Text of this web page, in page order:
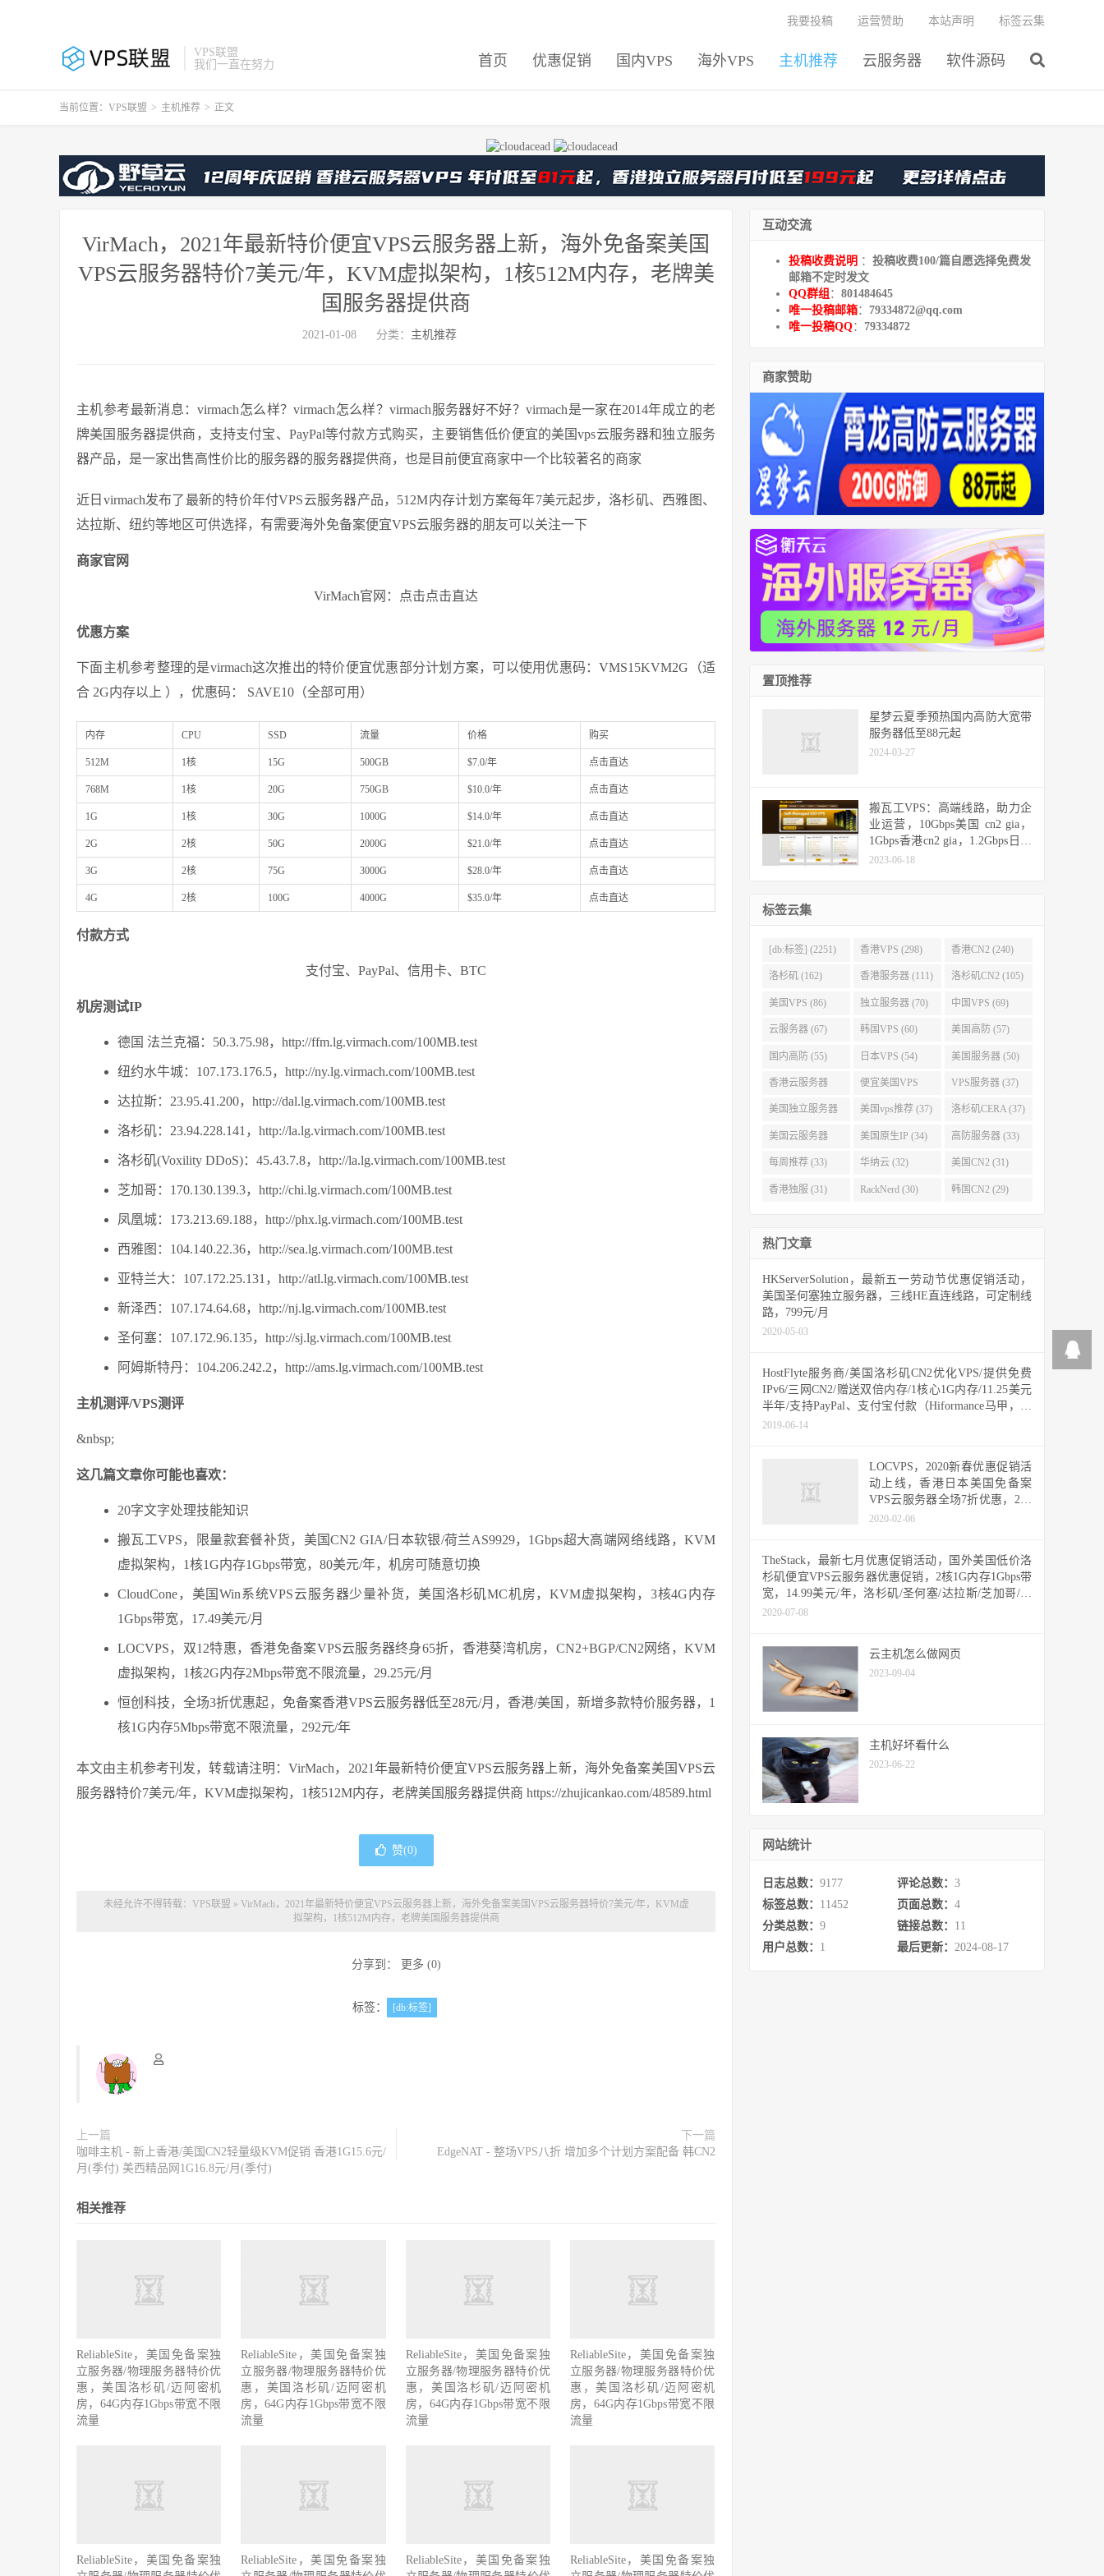
VPS联盟
我们一直在努力
首页 优惠促销 国内VPS 海外VPS 主机推荐 云服务器 软件源码
我要投稿 运营赞助 本站声明 标签云集
当前位置： VPS联盟 > 主机推荐 > 正文
VirMach，2021年最新特价便宜VPS云服务器上新，海外免备案美国
VPS云服务器特价7美元/年，KVM虚拟架构，1核512M内存，老牌美
国服务器提供商
2021-01-08 分类： 主机推荐
主机参考最新消息：virmach怎么样？virmach怎么样？virmach服务器好不好？virmach是一家在2014年成立的老
牌美国服务器提供商，支持支付宝、PayPal等付款方式购买，主要销售低价便宜的美国vps云服务器和独立服务
器产品，是一家出售高性价比的服务器的服务器提供商，也是目前便宜商家中一个比较著名的商家
近日virmach发布了最新的特价年付VPS云服务器产品，512M内存计划方案每年7美元起步，洛杉矶、西雅图、
达拉斯、纽约等地区可供选择，有需要海外免备案便宜VPS云服务器的朋友可以关注一下
商家官网
VirMach官网：点击点击直达
优惠方案
下面主机参考整理的是virmach这次推出的特价便宜优惠部分计划方案，可以使用优惠码：VMS15KVM2G（适
合 2G内存以上 ），优惠码： SAVE10（全部可用）
内存 CPU SSD 流量 价格 购买
512M 1核 15G 500GB $7.0/年 点击直达
768M 1核 20G 750GB $10.0/年 点击直达
1G 1核 30G 1000G $14.0/年 点击直达
2G 2核 50G 2000G $21.0/年 点击直达
3G 2核 75G 3000G $28.0/年 点击直达
4G 2核 100G 4000G $35.0/年 点击直达
付款方式
支付宝、PayPal、信用卡、BTC
机房测试IP
德国 法兰克福：50.3.75.98，http://ffm.lg.virmach.com/100MB.test
纽约水牛城：107.173.176.5，http://ny.lg.virmach.com/100MB.test
达拉斯：23.95.41.200，http://dal.lg.virmach.com/100MB.test
洛杉矶：23.94.228.141，http://la.lg.virmach.com/100MB.test
洛杉矶(Voxility DDoS)：45.43.7.8，http://la.lg.virmach.com/100MB.test
芝加哥：170.130.139.3，http://chi.lg.virmach.com/100MB.test
凤凰城：173.213.69.188，http://phx.lg.virmach.com/100MB.test
西雅图：104.140.22.36，http://sea.lg.virmach.com/100MB.test
亚特兰大：107.172.25.131，http://atl.lg.virmach.com/100MB.test
新泽西：107.174.64.68，http://nj.lg.virmach.com/100MB.test
圣何塞：107.172.96.135，http://sj.lg.virmach.com/100MB.test
阿姆斯特丹：104.206.242.2，http://ams.lg.virmach.com/100MB.test
主机测评/VPS测评
&nbsp;
这几篇文章你可能也喜欢：
20字文字处理技能知识
搬瓦工VPS，限量款套餐补货，美国CN2 GIA/日本软银/荷兰AS9929，1Gbps超大高端网络线路，KVM
虚拟架构，1核1G内存1Gbps带宽，80美元/年，机房可随意切换
CloudCone，美国Win系统VPS云服务器少量补货，美国洛杉矶MC机房，KVM虚拟架构，3核4G内存
1Gbps带宽，17.49美元/月
LOCVPS，双12特惠，香港免备案VPS云服务器终身65折，香港葵湾机房，CN2+BGP/CN2网络，KVM
虚拟架构，1核2G内存2Mbps带宽不限流量，29.25元/月
恒创科技，全场3折优惠起，免备案香港VPS云服务器低至28元/月，香港/美国，新增多款特价服务器，1
核1G内存5Mbps带宽不限流量，292元/年
本文由主机参考刊发，转载请注明：VirMach，2021年最新特价便宜VPS云服务器上新，海外免备案美国VPS云
服务器特价7美元/年，KVM虚拟架构，1核512M内存，老牌美国服务器提供商 https://zhujicankao.com/48589.html
赞(0)
未经允许不得转载： VPS联盟 » VirMach，2021年最新特价便宜VPS云服务器上新，海外免备案美国VPS云服务器特价7美元/年，KVM虚
拟架构，1核512M内存，老牌美国服务器提供商
分享到： 更多 (0)
标签： [db:标签]
上一篇
咖啡主机 - 新上香港/美国CN2轻量级KVM促销 香港1G15.6元/
月(季付) 美西精品网1G16.8元/月(季付)
下一篇
EdgeNAT - 整场VPS八折 增加多个计划方案配备 韩CN2
相关推荐
惠，美国洛杉矶/迈阿密机
房，64G内存1Gbps带宽不限
流量
惠，美国洛杉矶/迈阿密机
房，64G内存1Gbps带宽不限
流量
惠，美国洛杉矶/迈阿密机
房，64G内存1Gbps带宽不限
流量
惠，美国洛杉矶/迈阿密机
房，64G内存1Gbps带宽不限
流量
ReliableSite，美国免备案独
立服务器/物理服务器特价优
流量
ReliableSite，美国免备案独
立服务器/物理服务器特价优
流量
ReliableSite，美国免备案独
立服务器/物理服务器特价优
流量
ReliableSite，美国免备案独
立服务器/物理服务器特价优
流量
互动交流
投稿收费说明 ： 投稿收费100/篇自愿选择免费发
邮箱不定时发文
QQ群组 ： 801484645
唯一投稿邮箱： 79334872@qq.com
唯一投稿QQ： 79334872
商家赞助
置顶推荐
星梦云夏季预热国内高防大宽带
服务器低至88元起
2024-03-27
搬瓦工VPS：高端线路，助力企
业运营，10Gbps美国 cn2 gia，
1Gbps香港cn2 gia，1.2Gbps日本
cn2 gia，10Gbps日本软银
2023-06-18
标签云集
[db:标签] (2251) 香港VPS (298) 香港CN2 (240)
洛杉矶 (162) 香港服务器 (111) 洛杉矶CN2 (105)
美国VPS (86) 独立服务器 (70) 中国VPS (69)
云服务器 (67) 韩国VPS (60) 美国高防 (57)
国内高防 (55) 日本VPS (54) 美国服务器 (50)
香港云服务器
(40)
便宜美国VPS
(38)
VPS服务器 (37)
美国独立服务器
(37)
美国vps推荐 (37) 洛杉矶CERA (37)
美国云服务器
(34)
美国原生IP (34) 高防服务器 (33)
每周推荐 (33) 华纳云 (32) 美国CN2 (31)
香港独服 (31) RackNerd (30) 韩国CN2 (29)
热门文章
HKServerSolution，最新五一劳动节优惠促销活动，
美国圣何塞独立服务器，三线HE直连线路，可定制线
路，799元/月
2020-05-03
HostFlyte服务商/美国洛杉矶CN2优化VPS/提供免费
IPv6/三网CN2/赠送双倍内存/1核心1G内存/11.25美元
半年/支持PayPal、支付宝付款（Hiformance马甲，购
买请谨慎）
2019-06-14
LOCVPS，2020新春优惠促销活
动上线，香港日本美国免备案
VPS云服务器全场7折优惠，2核
心4G内存47.6元每月起
2020-02-06
TheStack，最新七月优惠促销活动，国外美国低价洛
杉矶便宜VPS云服务器优惠促销，2核1G内存1Gbps带
宽，14.99美元/年，洛杉矶/圣何塞/达拉斯/芝加哥/纽
约等多个节点可选
2020-07-08
云主机怎么做网页
2023-09-04
主机好坏看什么
2023-06-22
网站统计
日志总数： 9177 评论总数： 3
标签总数： 11452 页面总数： 4
分类总数： 9 链接总数： 11
用户总数： 1 最后更新： 2024-08-17